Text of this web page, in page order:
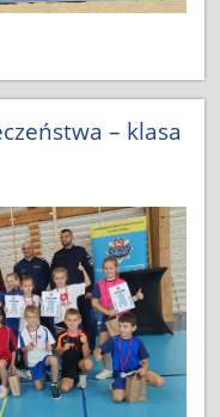
– klasa